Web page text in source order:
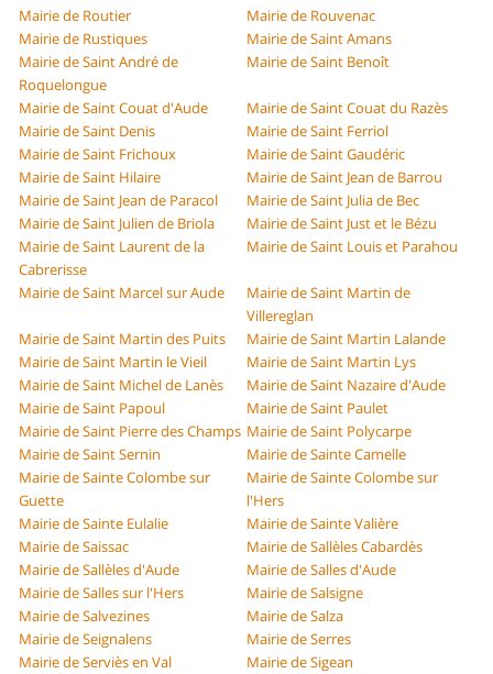
Mairie de Routier
Mairie de Rouvenac
Mairie de Rustiques
Mairie de Saint Amans
Mairie de Saint André de
Roquelongue
Mairie de Saint Benoît
Mairie de Saint Couat d'Aude
Mairie de Saint Couat du Razès
Mairie de Saint Denis
Mairie de Saint Ferriol
Mairie de Saint Frichoux
Mairie de Saint Gaudéric
Mairie de Saint Hilaire
Mairie de Saint Jean de Barrou
Mairie de Saint Jean de Paracol
Mairie de Saint Julia de Bec
Mairie de Saint Julien de Briola
Mairie de Saint Just et le Bézu
Mairie de Saint Laurent de la
Cabrerisse
Mairie de Saint Louis et Parahou
Mairie de Saint Marcel sur Aude
Mairie de Saint Martin de
Villereglan
Mairie de Saint Martin des Puits
Mairie de Saint Martin Lalande
Mairie de Saint Martin le Vieil
Mairie de Saint Martin Lys
Mairie de Saint Michel de Lanès
Mairie de Saint Nazaire d'Aude
Mairie de Saint Papoul
Mairie de Saint Paulet
Mairie de Saint Pierre des Champs Mairie de Saint Polycarpe
Mairie de Saint Sernin
Mairie de Sainte Camelle
Mairie de Sainte Colombe sur
Guette
Mairie de Sainte Colombe sur
l'Hers
Mairie de Sainte Eulalie
Mairie de Sainte Valière
Mairie de Saissac
Mairie de Sallèles Cabardès
Mairie de Sallèles d'Aude
Mairie de Salles d'Aude
Mairie de Salles sur l'Hers
Mairie de Salsigne
Mairie de Salvezines
Mairie de Salza
Mairie de Seignalens
Mairie de Serres
Mairie de Serviès en Val
Mairie de Sigean